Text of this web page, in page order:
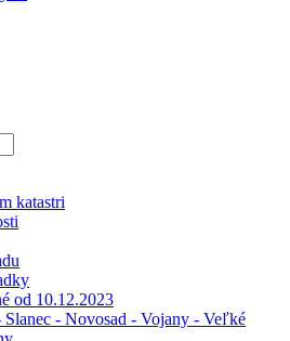
katastri
od 10.12.2023
Slanec - Novosad - Vojany - Veľké